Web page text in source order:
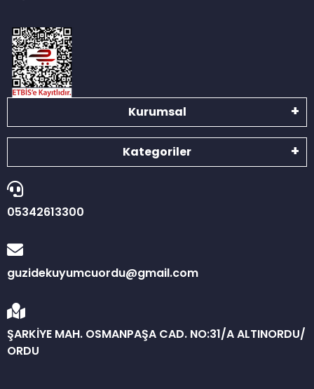
Kurumsal
Kategoriler
05342613300
guzidekuyumcuordu@gmail.com
ŞARKİYE MAH. OSMANPAŞA CAD. NO:31/A ALTINORDU/
ORDU